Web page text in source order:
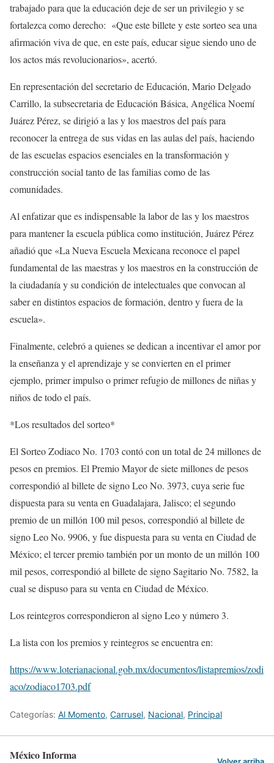
trabajado para que la educación deje de ser un privilegio y se
fortalezca como derecho: «Que este billete y este sorteo sea una
afirmación viva de que, en este país, educar sigue siendo uno de
los actos más revolucionarios», acertó.
En representación del secretario de Educación, Mario Delgado
Carrillo, la subsecretaria de Educación Básica, Angélica Noemí
Juárez Pérez, se dirigió a las y los maestros del país para
reconocer la entrega de sus vidas en las aulas del país, haciendo
de las escuelas espacios esenciales en la transformación y
construcción social tanto de las familias como de las
comunidades.
Al enfatizar que es indispensable la labor de las y los maestros
para mantener la escuela pública como institución, Juárez Pérez
añadió que «La Nueva Escuela Mexicana reconoce el papel
fundamental de las maestras y los maestros en la construcción de
la ciudadanía y su condición de intelectuales que convocan al
saber en distintos espacios de formación, dentro y fuera de la
escuela».
Finalmente, celebró a quienes se dedican a incentivar el amor por
la enseñanza y el aprendizaje y se convierten en el primer
ejemplo, primer impulso o primer refugio de millones de niñas y
niños de todo el país.
*Los resultados del sorteo*
El Sorteo Zodiaco No. 1703 contó con un total de 24 millones de
pesos en premios. El Premio Mayor de siete millones de pesos
correspondió al billete de signo Leo No. 3973, cuya serie fue
dispuesta para su venta en Guadalajara, Jalisco; el segundo
premio de un millón 100 mil pesos, correspondió al billete de
signo Leo No. 9906, y fue dispuesta para su venta en Ciudad de
México; el tercer premio también por un monto de un millón 100
mil pesos, correspondió al billete de signo Sagitario No. 7582, la
cual se dispuso para su venta en Ciudad de México.
Los reintegros correspondieron al signo Leo y número 3.
La lista con los premios y reintegros se encuentra en:
https://www.loterianacional.gob.mx/documentos/listapremios/zodi
aco/zodiaco1703.pdf
Categorías: Al Momento, Carrusel, Nacional, Principal
México Informa